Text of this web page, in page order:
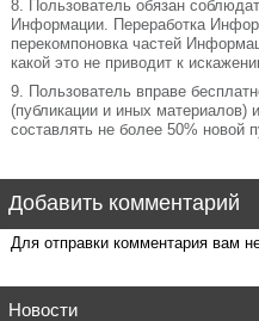
8. Пользователь обязан
Информации. Переработка
перекомпоновка частей
какой это не приводит к
9. Пользователь вправе
(публикации и иных материалов)
составлять не более 50% новой
Добавить комментарий
Для отправки комментария вам
Новости